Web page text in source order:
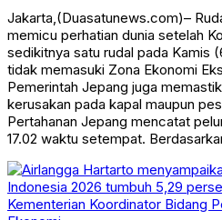
Jakarta,(Duasatunews.com)–
memicu perhatian dunia setelah
sedikitnya satu rudal pada Kamis
tidak memasuki Zona Ekonomi
Pemerintah Jepang juga
kerusakan pada kapal maupun
Pertahanan Jepang mencatat
17.02 waktu setempat.